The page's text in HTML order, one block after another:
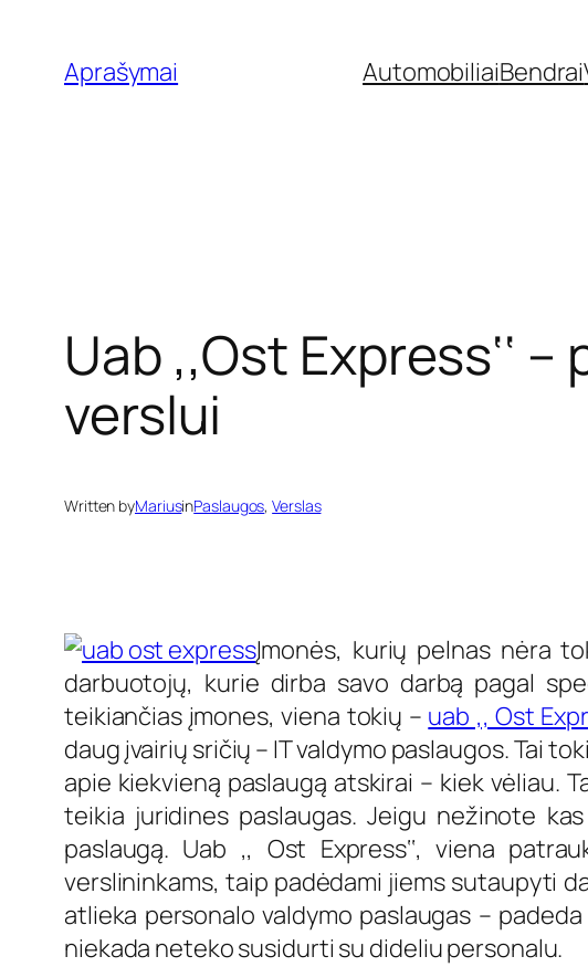
turinio
Aprašymai AutomobiliaiBendrai
Uab ,,Ost Express‘‘
verslui
Written byMariusinPaslaugos, Verslas
Įmonės, kurių pelnas nėra
darbuotojų, kurie dirba savo darbą pagal
teikiančias įmones, viena tokių – uab ,, Ost
daug įvairių sričių – IT valdymo paslaugos. Tai
apie kiekvieną paslaugą atskirai – kiek vėliau.
teikia juridines paslaugas. Jeigu nežinote
paslaugą. Uab ,, Ost Express‘‘, viena
verslininkams, taip padėdami jiems sutaupyti
atlieka personalo valdymo paslaugas –
niekada neteko susidurti su dideliu personalu.